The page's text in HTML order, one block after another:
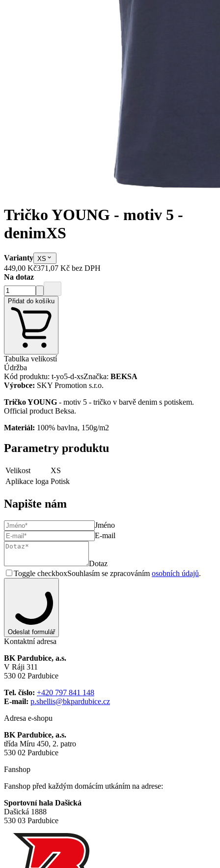
Tričko YOUNG - motiv 5 -
denimXS
Varianty XS
449,00 Kč371,07 Kč bez DPH
Na dotaz
Přidat do košíku
Tabulka velikostí
Údržba
Kód produktu: t-yo5-d-xsZnačka: BEKSA
Výrobce: SKY Promotion s.r.o.
Tričko YOUNG - motiv 5 - tričko v barvě denim s potiskem.
Official product Beksa.
Materiál: 100% bavlna, 150g/m2
Parametry produktu
Velikost
XS
Aplikace loga Potisk
Napište nám
Jméno
E-mail
Dotaz
Toggle checkboxSouhlasím se zpracováním osobních údajů.
Odeslat formulář
Kontaktní adresa
BK Pardubice, a.s.
V Ráji 311
530 02 Pardubice
Tel. číslo: +420 797 841 148
E-mail: p.shellis@bkpardubice.cz
Adresa e-shopu
BK Pardubice, a.s.
třída Míru 450, 2. patro
530 02 Pardubice
Fanshop
Fanshop před každým domácím utkáním na adrese:
Sportovní hala Dašická
Dašická 1888
530 03 Pardubice